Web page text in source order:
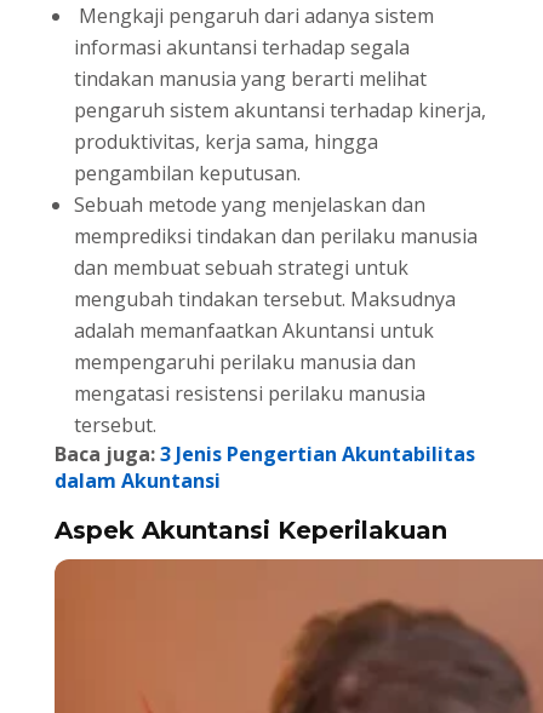
Mengkaji pengaruh dari adanya sistem
informasi akuntansi terhadap segala
tindakan manusia yang berarti melihat
pengaruh sistem akuntansi terhadap kinerja,
produktivitas, kerja sama, hingga
pengambilan keputusan.
Sebuah metode yang menjelaskan dan
memprediksi tindakan dan perilaku manusia
dan membuat sebuah strategi untuk
mengubah tindakan tersebut. Maksudnya
adalah memanfaatkan Akuntansi untuk
mempengaruhi perilaku manusia dan
mengatasi resistensi perilaku manusia
tersebut.
Baca juga:3 Jenis Pengertian Akuntabilitas
dalam Akuntansi
Aspek Akuntansi Keperilakuan